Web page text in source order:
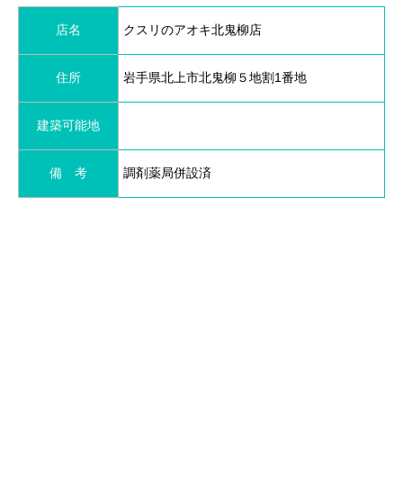
店名 クスリのアオキ北鬼柳店
住所 岩手県北上市北鬼柳５地割1番地
建築可能地
備 考 調剤薬局併設済